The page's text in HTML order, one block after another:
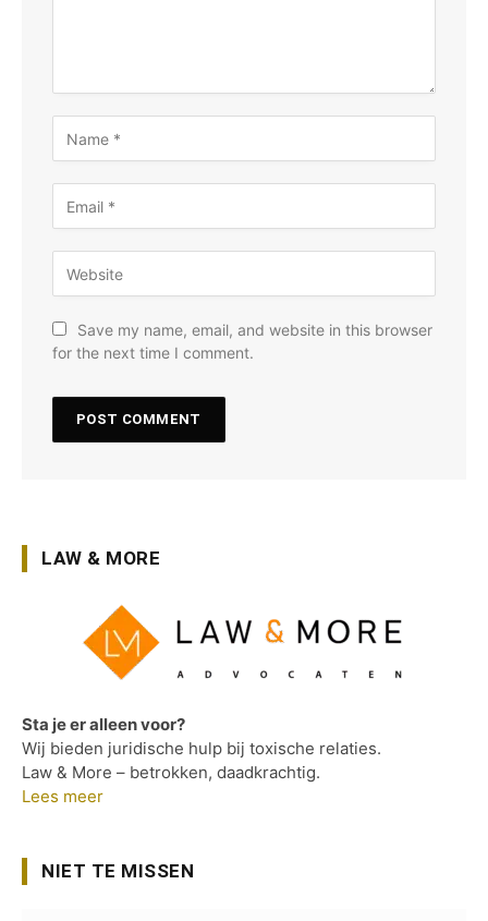
Save my name, email, and website in this browser
for the next time I comment.
LAW & MORE
Sta je er alleen voor?
Wij bieden juridische hulp bij toxische relaties.
Law & More – betrokken, daadkrachtig.
Lees meer
NIET TE MISSEN